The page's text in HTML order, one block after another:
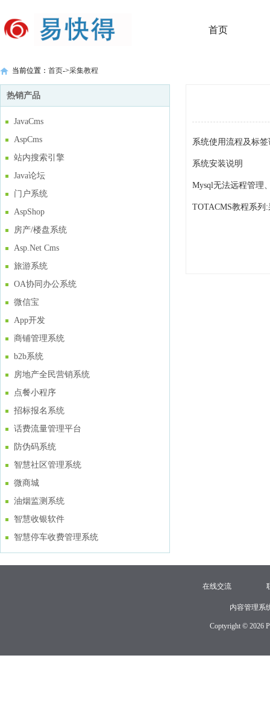
首页
当前位置： 首页->采集教程
热销产品
JavaCms
AspCms
站内搜索引擎
Java论坛
门户系统
AspShop
房产/楼盘系统
Asp.Net Cms
旅游系统
OA协同办公系统
微信宝
App开发
商铺管理系统
b2b系统
房地产全民营销系统
点餐小程序
招标报名系统
话费流量管理平台
防伪码系统
智慧社区管理系统
微商城
油烟监测系统
智慧收银软件
智慧停车收费管理系统
系统使用流程及标签
系统安装说明
Mysql无法远程管理
TOTACMS教程系列
在线交流
内容管理系
Coptyright © 2026